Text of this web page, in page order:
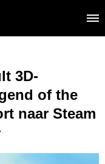
3D-
of the
naar Steam